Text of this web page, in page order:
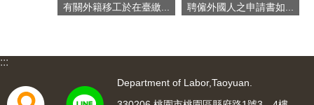
有關外籍移工於在臺繳... 聘僱外國人之申請書如...
:::
Department of Labor,Taoyuan.